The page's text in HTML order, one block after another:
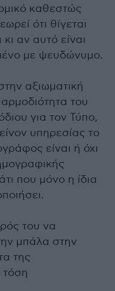
καθεστώς
ότι θίγεται
αν αυτό είναι
με ψευδώνυμο.
αξιωματική
αρμοδιότητα του
για τον Τύπο,
υπηρεσίας το
είναι ή όχι
που μόνο η ίδια
του να
μπάλα στην
της
τόση